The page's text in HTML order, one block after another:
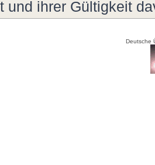
und ihrer Gültigkeit
Deutsche